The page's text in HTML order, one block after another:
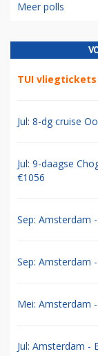
Meer polls
TUI vliegtickets
Jul: 8-dg cruise
Jul: 9-daagse
€1056
Sep: Amsterdam
Sep: Amsterdam
Mei: Amsterdam
Jul: Amsterdam -